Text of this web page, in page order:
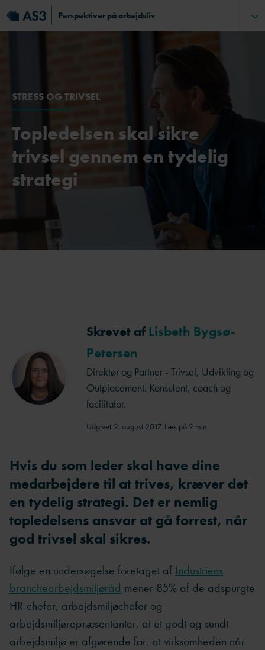
Perspektiver på arbejdsliv
STRESS OG TRIVSEL
Topledelsen skal sikre
trivsel gennem en tydelig
strategi
Skrevet af Lisbeth Bygsø-
Petersen
Direktør og Partner - Trivsel, Udvikling og
Outplacement. Konsulent, coach og
facilitator.
Udgivet 2. august 2017 Læs på 2 min.
Hvis du som leder skal have dine
medarbejdere til at trives, kræver det
en tydelig strategi. Det er nemlig
topledelsens ansvar at gå forrest, når
god trivsel skal sikres.
Ifølge en undersøgelse foretaget af Industriens
branchearbejdsmiljøråd mener 85% af de adspurgte
HR-chefer, arbejdsmiljøchefer og
arbejdsmiljørepræsentanter, at et godt og sundt
arbejdsmiljø er afgørende for, at virksomheden når